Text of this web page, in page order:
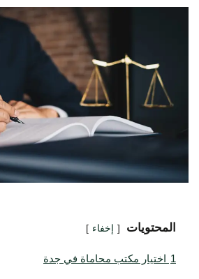
المحتويات إخفاء
1 اختيار مكتب محاماة في جدة